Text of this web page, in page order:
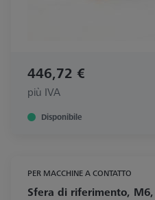
446,72 €
più IVA
Disponibile
PER MACCHINE A CONTATTO
Sfera di riferimento, M6,